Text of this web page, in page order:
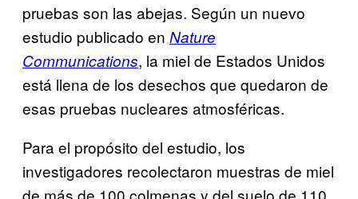
pruebas son las abejas. Según un nuevo
estudio publicado en Nature
Communications, la miel de Estados Unidos
está llena de los desechos que quedaron de
esas pruebas nucleares atmosféricas.
Para el propósito del estudio, los
investigadores recolectaron muestras de miel
de más de 100 colmenas y del suelo de 110